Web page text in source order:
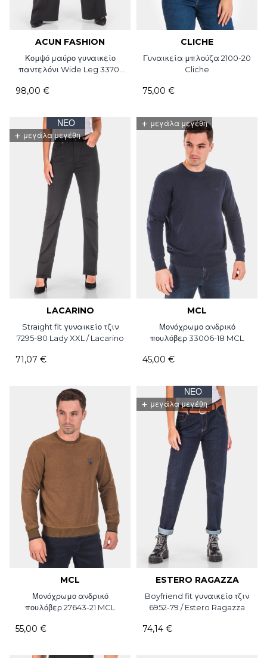
ACUN FASHION
Κομψό μαύρο γυναικείο
παντελόνι Wide Leg 3370-
98,00 €
CLICHE
Γυναικεία μπλούζα 2100-20
Cliche
75,00 €
ΝΈΟ
+ μεγάλα μεγέθη
LACARINO
Straight fit γυναικείο τζιν
7295-80 Lady XXL / Lacarino
71,07 €
+ μεγάλα μεγέθη
MCL
Μονόχρωμο ανδρικό
πουλόβερ 33006-18 MCL
45,00 €
MCL
Μονόχρωμο ανδρικό
πουλόβερ 27643-21 MCL
55,00 €
ΝΈΟ
+ μεγάλα μεγέθη
ESTERO RAGAZZA
Boyfriend fit γυναικείο τζιν
6952-79 / Estero Ragazza
74,14 €